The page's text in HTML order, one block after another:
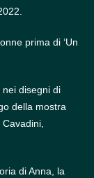
prima di ‘Un
nei disegni di
della mostra
di Anna, la